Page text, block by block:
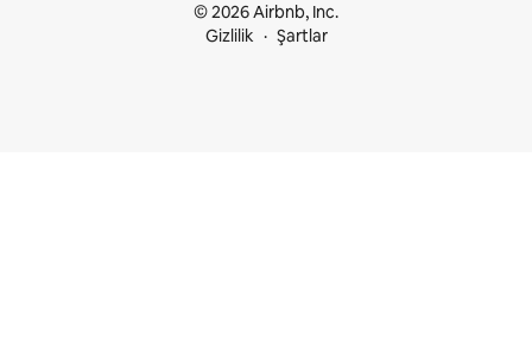
© 2026 Airbnb, Inc.
Gizlilik
Şartlar